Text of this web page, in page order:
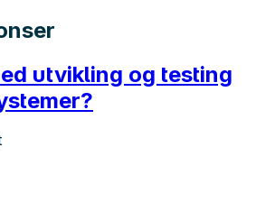
utvikling og testing